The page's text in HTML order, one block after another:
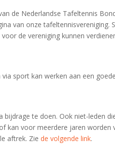
de Nederlandse Tafeltennis
van onze tafeltennisvereniging.
de vereniging kunnen
sport kan werken aan een
te doen. Ook niet-leden
kan voor meerdere jaren worden
aftrek. Zie de volgende link.